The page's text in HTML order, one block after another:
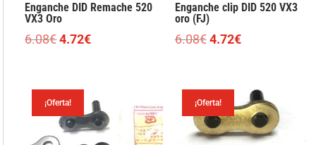
Enganche DID Remache 520
VX3 Oro
6.08€El
era:
6.08€.
4.72€El
4.72€.
Enganche clip DID 520 VX3
oro (FJ)
6.08€ El
era:
6.08€.
4.72€El
es:
4.72€.
¡Oferta! ¡Oferta!